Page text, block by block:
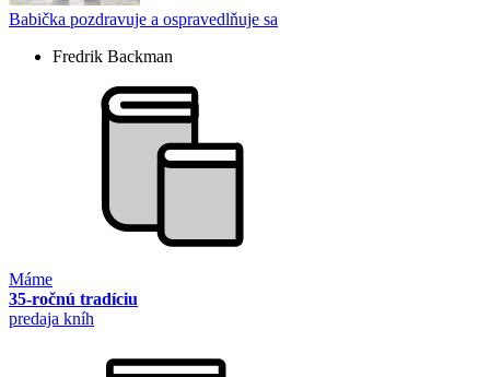
Babička pozdravuje a ospravedlňuje sa
Fredrik Backman
Máme
35-ročnú tradíciu
predaja kníh